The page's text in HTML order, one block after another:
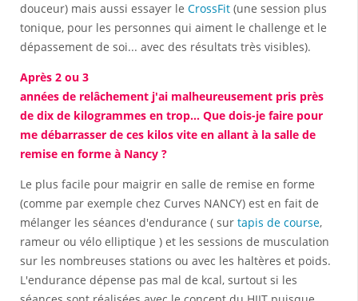
douceur) mais aussi essayer le CrossFit (une session plus
tonique, pour les personnes qui aiment le challenge et le
dépassement de soi... avec des résultats très visibles).
Après 2 ou 3
années de relâchement j'ai malheureusement pris près
de dix de kilogrammes en trop... Que dois-je faire pour
me débarrasser de ces kilos vite en allant à la salle de
remise en forme à Nancy ?
Le plus facile pour maigrir en salle de remise en forme
(comme par exemple chez Curves NANCY) est en fait de
mélanger les séances d'endurance ( sur tapis de course,
rameur ou vélo elliptique ) et les sessions de musculation
sur les nombreuses stations ou avec les haltères et poids.
L'endurance dépense pas mal de kcal, surtout si les